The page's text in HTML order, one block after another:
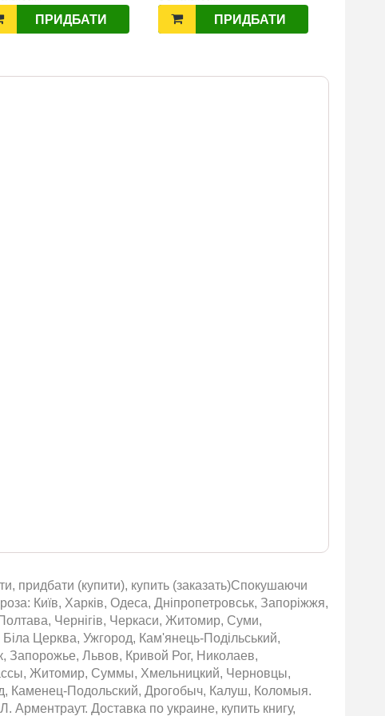
ПРИДБАТИ ПРИДБАТИ
придбати (купити), купить (заказать)Спокушаючи
Київ, Харків, Одеса, Дніпропетровськ, Запоріжжя,
Чернігів, Черкаси, Житомир, Суми,
Біла Церква, Ужгород, Кам'янець-Подільський,
Запорожье, Львов, Кривой Рог, Николаев,
Житомир, Суммы, Хмельницкий, Черновцы,
Каменец-Подольский, Дрогобыч, Калуш, Коломыя.
Доставка по украине, купить книгу,